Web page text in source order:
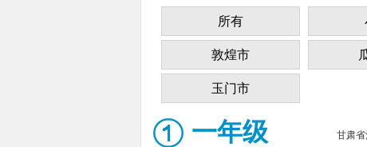
所有
敦煌市
玉门市
一年级 甘肃